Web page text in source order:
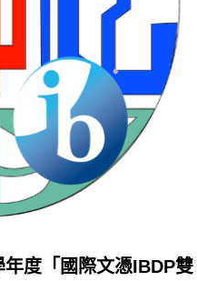
年度「國際文憑IBDP雙